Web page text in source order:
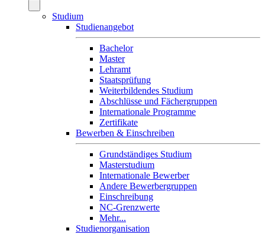
Studium
Studienangebot
Bachelor
Master
Lehramt
Staatsprüfung
Weiterbildendes Studium
Abschlüsse und Fächergruppen
Internationale Programme
Zertifikate
Bewerben & Einschreiben
Grundständiges Studium
Masterstudium
Internationale Bewerber
Andere Bewerbergruppen
Einschreibung
NC-Grenzwerte
Mehr...
Studienorganisation